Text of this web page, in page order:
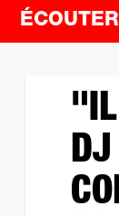
"IL
DJ